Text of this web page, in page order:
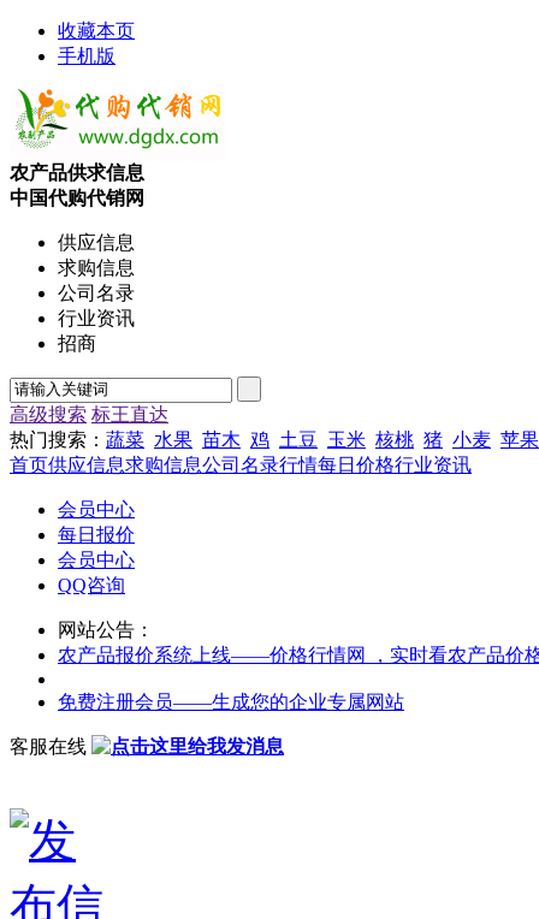
收藏本页
手机版
农产品供求信息
中国代购代销网
供应信息
求购信息
公司名录
行业资讯
招商
高级搜索 标王直达
热门搜索： 蔬菜 水果 苗木 鸡 土豆 玉米 核桃 猪 小麦 苹果
首页供应信息求购信息公司名录行情每日价格行业资讯
会员中心
每日报价
会员中心
QQ咨询
网站公告：
农产品报价系统上线——价格行情网 ，实时看农产品价
免费注册会员——生成您的企业专属网站
客服在线